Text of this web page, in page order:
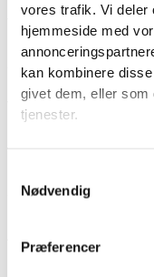
vores trafik. Vi deler
hjemmeside med
kan kombinere
givet dem, eller som
tjenester.
Nødvendig
Præferencer
ventilation til barnet.
kan få klapvongens
spænde dit barn fast.
Voksi® Explorer
Specifikationer:
Materiale: Yderside af